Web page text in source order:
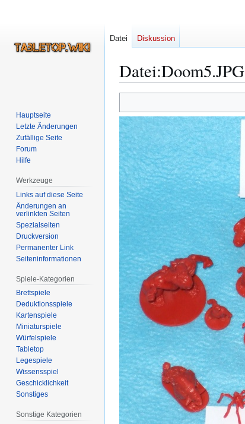
Datei:Doom5.JPG
Navigation
springen
Suche
springen
Datei Diskussion
Hauptseite
Letzte Änderungen
Zufällige Seite
Forum
Hilfe
Werkzeuge
Links auf diese Seite
Änderungen an
verlinkten Seiten
Spezialseiten
Druckversion
Permanenter Link
Seiten­­informationen
Spiele-Kategorien
Brettspiele
Deduktionsspiele
Kartenspiele
Miniaturspiele
Würfelspiele
Tabletop
Legespiele
Wissensspiel
Geschicklichkeit
Sonstiges
Sonstige Kategorien